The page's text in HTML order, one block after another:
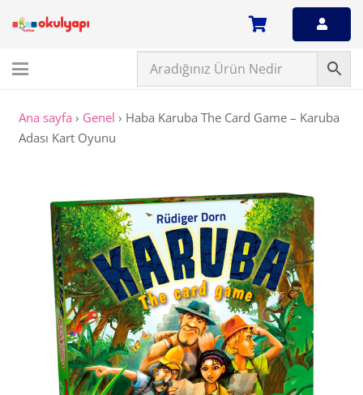
Ana sayfa › Genel › Haba Karuba The Card Game – Karuba
Adası Kart Oyunu